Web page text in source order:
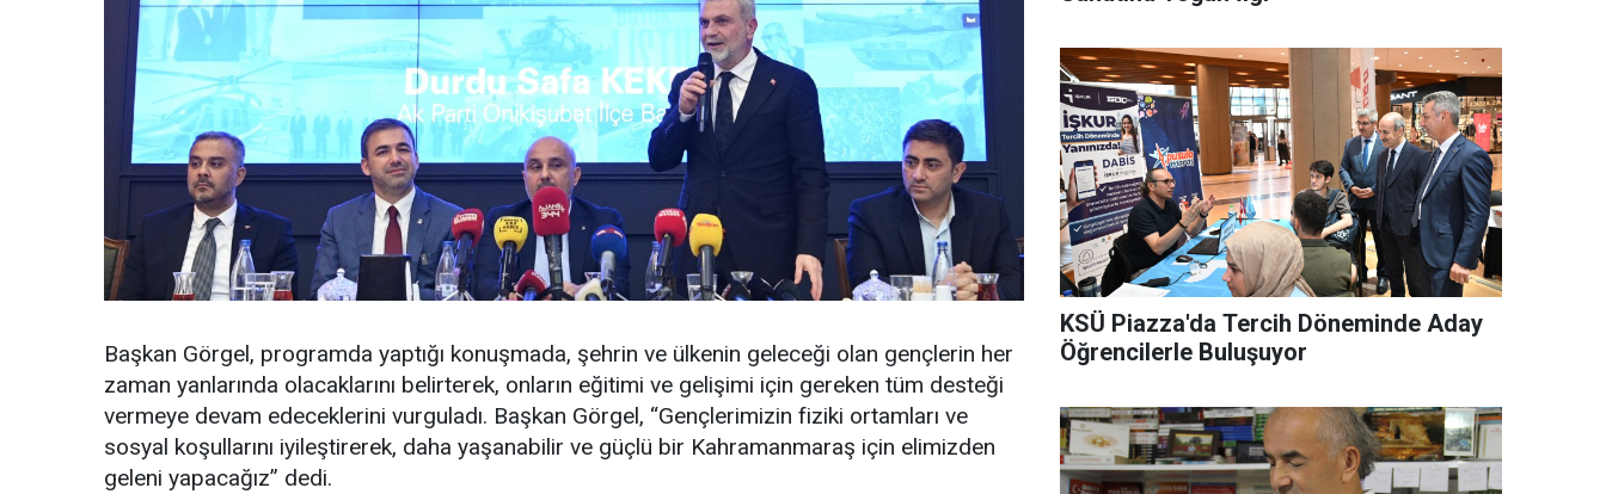
Başkan Görgel, programda yaptığı konuşmada, şehrin ve ülkenin geleceği olan gençlerin her
zaman yanlarında olacaklarını belirterek, onların eğitimi ve gelişimi için gereken tüm desteği
vermeye devam edeceklerini vurguladı. Başkan Görgel, “Gençlerimizin fiziki ortamları ve
sosyal koşullarını iyileştirerek, daha yaşanabilir ve güçlü bir Kahramanmaraş için elimizden
geleni yapacağız” dedi.
KSÜ Piazza'da Tercih Döneminde Aday
Öğrencilerle Buluşuyor